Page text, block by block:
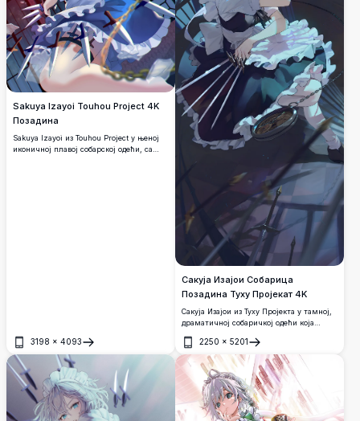
Sakuya Izayoi Touhou Project 4K
Позадина
Sakuya Izayoi из Touhou Project у њеној
иконичној плавој собарској одећи, са
3198 × 4093
Отвори
Сакуја Изајои Собарица
Позадина Туху Пројекат 4K
Сакуја Изајои из Туху Пројекта у тамној,
драматичној собаричкој одећи која
вилда ножевима и џепним сатом.
Позадина аниме у високој резолуцији 4K
са задивљујућим детаљима и
атмосферским осветљењем.
2250 × 5201
Отвори